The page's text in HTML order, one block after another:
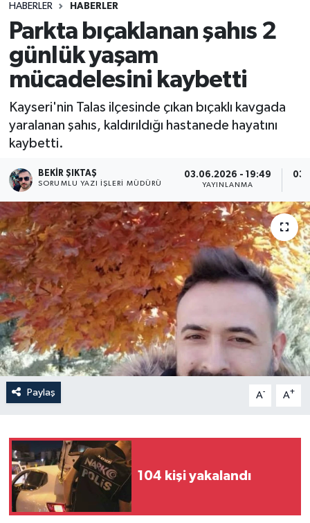
HABERLER HABERLER
Parkta bıçaklanan şahıs 2
günlük yaşam
mücadelesini kaybetti
Kayseri'nin Talas ilçesinde çıkan bıçaklı kavgada
yaralanan şahıs, kaldırıldığı hastanede hayatını
kaybetti.
BEKIR ŞIKTAŞ
SORUMLU YAZI İŞLERI MÜDÜRÜ
03.06.2026 - 19:49
YAYINLANMA
Paylaş A- A+
104 kişi yakalandı
Son Dakika Haberleri
Haber Arşivi